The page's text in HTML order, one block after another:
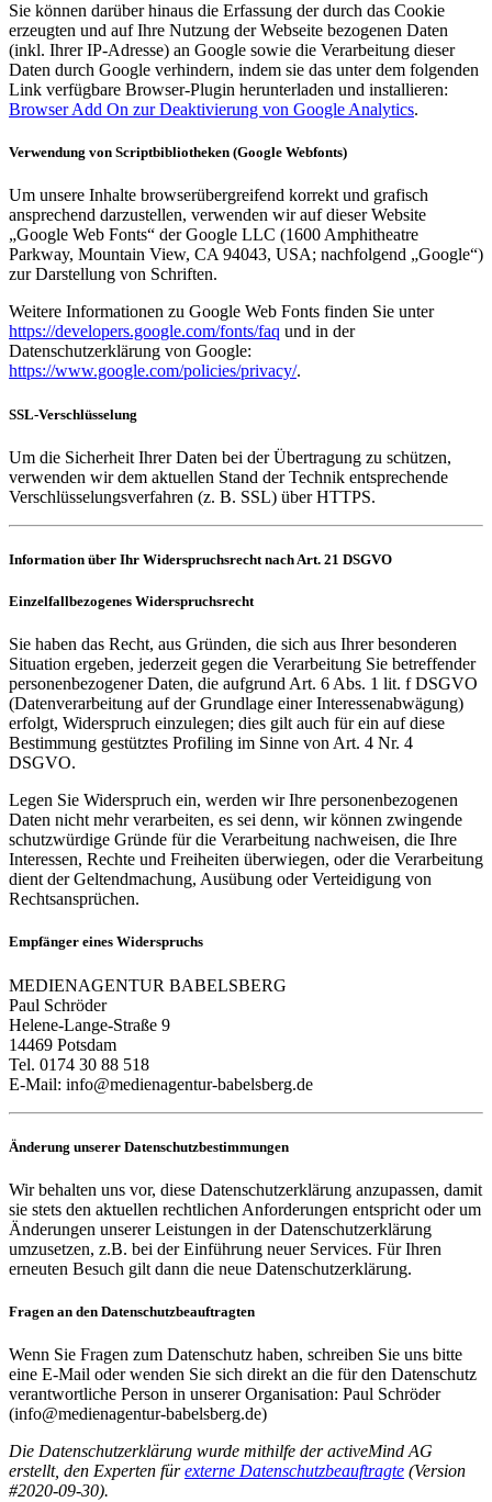
Sie können darüber hinaus die Erfassung der durch das Cookie
erzeugten und auf Ihre Nutzung der Webseite bezogenen Daten
(inkl. Ihrer IP-Adresse) an Google sowie die Verarbeitung dieser
Daten durch Google verhindern, indem sie das unter dem folgenden
Link verfügbare Browser-Plugin herunterladen und installieren:
Browser Add On zur Deaktivierung von Google Analytics.
Verwendung von Scriptbibliotheken (Google Webfonts)
Um unsere Inhalte browserübergreifend korrekt und grafisch
ansprechend darzustellen, verwenden wir auf dieser Website
„Google Web Fonts“ der Google LLC (1600 Amphitheatre
Parkway, Mountain View, CA 94043, USA; nachfolgend „Google“)
zur Darstellung von Schriften.
Weitere Informationen zu Google Web Fonts finden Sie unter
https://developers.google.com/fonts/faq und in der
Datenschutzerklärung von Google:
https://www.google.com/policies/privacy/.
SSL-Verschlüsselung
Um die Sicherheit Ihrer Daten bei der Übertragung zu schützen,
verwenden wir dem aktuellen Stand der Technik entsprechende
Verschlüsselungsverfahren (z. B. SSL) über HTTPS.
Information über Ihr Widerspruchsrecht nach Art. 21 DSGVO
Einzelfallbezogenes Widerspruchsrecht
Sie haben das Recht, aus Gründen, die sich aus Ihrer besonderen
Situation ergeben, jederzeit gegen die Verarbeitung Sie betreffender
personenbezogener Daten, die aufgrund Art. 6 Abs. 1 lit. f DSGVO
(Datenverarbeitung auf der Grundlage einer Interessenabwägung)
erfolgt, Widerspruch einzulegen; dies gilt auch für ein auf diese
Bestimmung gestütztes Profiling im Sinne von Art. 4 Nr. 4
DSGVO.
Legen Sie Widerspruch ein, werden wir Ihre personenbezogenen
Daten nicht mehr verarbeiten, es sei denn, wir können zwingende
schutzwürdige Gründe für die Verarbeitung nachweisen, die Ihre
Interessen, Rechte und Freiheiten überwiegen, oder die Verarbeitung
dient der Geltendmachung, Ausübung oder Verteidigung von
Rechtsansprüchen.
Empfänger eines Widerspruchs
MEDIENAGENTUR BABELSBERG
Paul Schröder
Helene-Lange-Straße 9
14469 Potsdam
Tel. 0174 30 88 518
E-Mail: info@medienagentur-babelsberg.de
Änderung unserer Datenschutzbestimmungen
Wir behalten uns vor, diese Datenschutzerklärung anzupassen, damit
sie stets den aktuellen rechtlichen Anforderungen entspricht oder um
Änderungen unserer Leistungen in der Datenschutzerklärung
umzusetzen, z.B. bei der Einführung neuer Services. Für Ihren
erneuten Besuch gilt dann die neue Datenschutzerklärung.
Fragen an den Datenschutzbeauftragten
Wenn Sie Fragen zum Datenschutz haben, schreiben Sie uns bitte
eine E-Mail oder wenden Sie sich direkt an die für den Datenschutz
verantwortliche Person in unserer Organisation: Paul Schröder
(info@medienagentur-babelsberg.de)
Die Datenschutzerklärung wurde mithilfe der activeMind AG
erstellt, den Experten fürexterne Datenschutzbeauftragte (Version
#2020-09-30).